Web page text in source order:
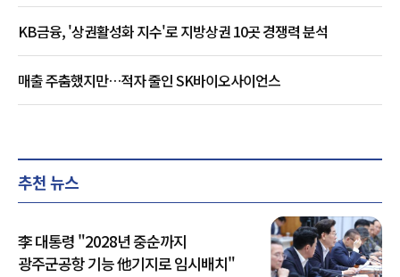
KB금융, '상권활성화 지수'로 지방상권 10곳 경쟁력 분석
매출 주춤했지만…적자 줄인 SK바이오사이언스
추천 뉴스
李 대통령 "2028년 중순까지
광주군공항 기능 他기지로 임시배치"